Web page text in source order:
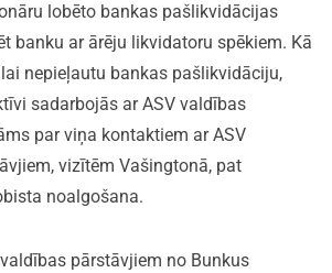
lobēto bankas pašlikvidācijas
banku ar ārēju likvidatoru spēkiem. Kā
nepieļautu bankas pašlikvidāciju,
sadarbojās ar ASV valdības
par viņa kontaktiem ar ASV
vizītēm Vašingtonā, pat
noalgošana.
pārstāvjiem no Bunkus